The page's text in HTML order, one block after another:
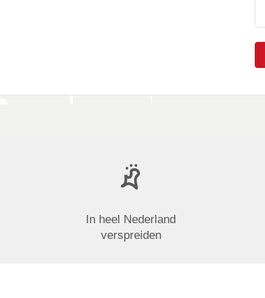
In heel Nederland
verspreiden